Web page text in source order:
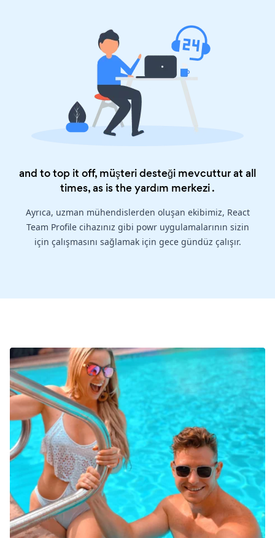
and to top it off, müşteri desteği mevcuttur at all
times, as is theyardım merkezi.
Ayrıca, uzman mühendislerden oluşan ekibimiz, React
Team Profile cihazınız gibi powr uygulamalarının sizin
için çalışmasını sağlamak için gece gündüz çalışır.